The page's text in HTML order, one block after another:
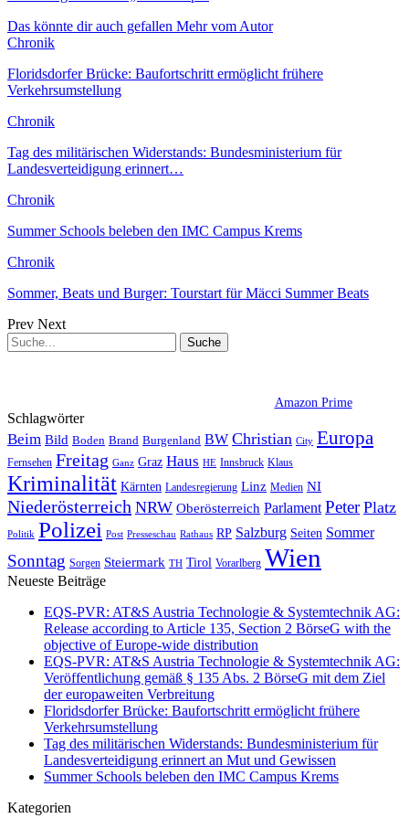
Das könnte dir auch gefallen Mehr vom Autor
Chronik
Floridsdorfer Brücke: Baufortschritt ermöglicht frühere
Verkehrsumstellung
Chronik
Tag des militärischen Widerstands: Bundesministerium für
Landesverteidigung erinnert…
Chronik
Summer Schools beleben den IMC Campus Krems
Chronik
Sommer, Beats und Burger: Tourstart für Mäcci Summer Beats
Prev Next
Amazon Prime
Schlagwörter
Beim Bild Boden Brand Burgenland BW Christian City Europa
Fernsehen Freitag Ganz Graz Haus HE Innsbruck Klaus
Kriminalität Kärnten Landesregierung Linz Medien NI
Niederösterreich NRW Oberösterreich Parlament Peter Platz
Politik Polizei Post Presseschau Rathaus RP Salzburg Seiten Sommer
Sonntag Sorgen Steiermark TH Tirol Vorarlberg Wien
Neueste Beiträge
EQS-PVR: AT&S Austria Technologie & Systemtechnik AG:
Release according to Article 135, Section 2 BörseG with the
objective of Europe-wide distribution
EQS-PVR: AT&S Austria Technologie & Systemtechnik AG:
Veröffentlichung gemäß § 135 Abs. 2 BörseG mit dem Ziel
der europaweiten Verbreitung
Floridsdorfer Brücke: Baufortschritt ermöglicht frühere
Verkehrsumstellung
Tag des militärischen Widerstands: Bundesministerium für
Landesverteidigung erinnert an Mut und Gewissen
Summer Schools beleben den IMC Campus Krems
Kategorien